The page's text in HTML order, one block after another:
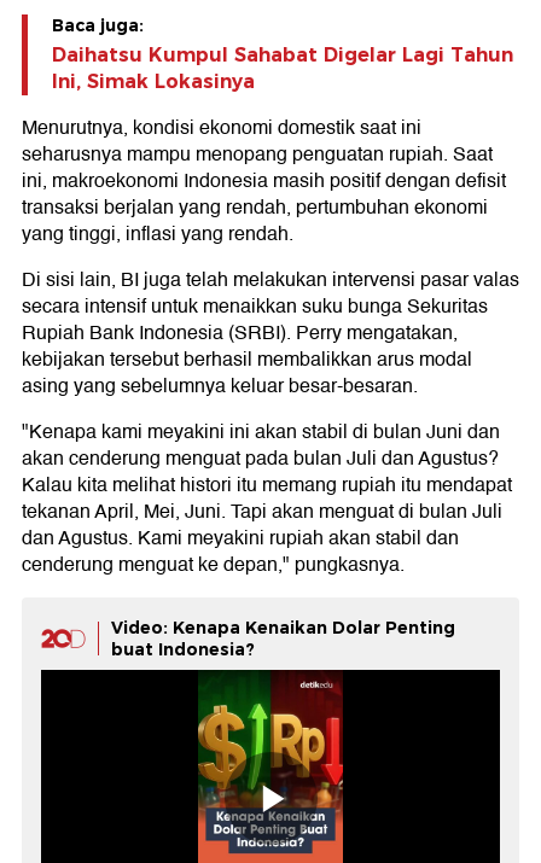
Baca juga:
Daihatsu Kumpul Sahabat Digelar Lagi Tahun
Ini, Simak Lokasinya
Menurutnya, kondisi ekonomi domestik saat ini
seharusnya mampu menopang penguatan rupiah. Saat
ini, makroekonomi Indonesia masih positif dengan defisit
transaksi berjalan yang rendah, pertumbuhan ekonomi
yang tinggi, inflasi yang rendah.
Di sisi lain, BI juga telah melakukan intervensi pasar valas
secara intensif untuk menaikkan suku bunga Sekuritas
Rupiah Bank Indonesia (SRBI). Perry mengatakan,
kebijakan tersebut berhasil membalikkan arus modal
asing yang sebelumnya keluar besar-besaran.
"Kenapa kami meyakini ini akan stabil di bulan Juni dan
akan cenderung menguat pada bulan Juli dan Agustus?
Kalau kita melihat histori itu memang rupiah itu mendapat
tekanan April, Mei, Juni. Tapi akan menguat di bulan Juli
dan Agustus. Kami meyakini rupiah akan stabil dan
cenderung menguat ke depan," pungkasnya.
Video: Kenapa Kenaikan Dolar Penting
buat Indonesia?